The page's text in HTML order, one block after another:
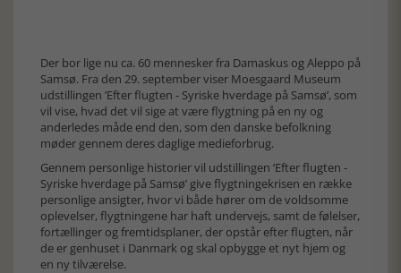
Der bor lige nu ca. 60 mennesker fra Damaskus og Aleppo på
Samsø. Fra den 29. september viser Moesgaard Museum
udstillingen ’Efter flugten - Syriske hverdage på Samsø’, som
vil vise, hvad det vil sige at være flygtning på en ny og
anderledes måde end den, som den danske befolkning
møder gennem deres daglige medieforbrug.
Gennem personlige historier vil udstillingen ’Efter flugten -
Syriske hverdage på Samsø’ give flygtningekrisen en række
personlige ansigter, hvor vi både hører om de voldsomme
oplevelser, flygtningene har haft undervejs, samt de følelser,
fortællinger og fremtidsplaner, der opstår efter flugten, når
de er genhuset i Danmark og skal opbygge et nyt hjem og
en ny tilværelse.